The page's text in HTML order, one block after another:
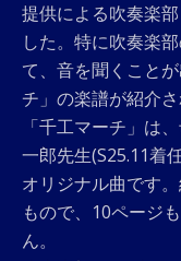
提供による吹奏楽
した。特に吹奏楽
て、音を聞くこと
チ」の楽譜が紹介さ
「千工マーチ」は
一郎先生(S25.11着
オリジナル曲です
もので、10ページ
ん。